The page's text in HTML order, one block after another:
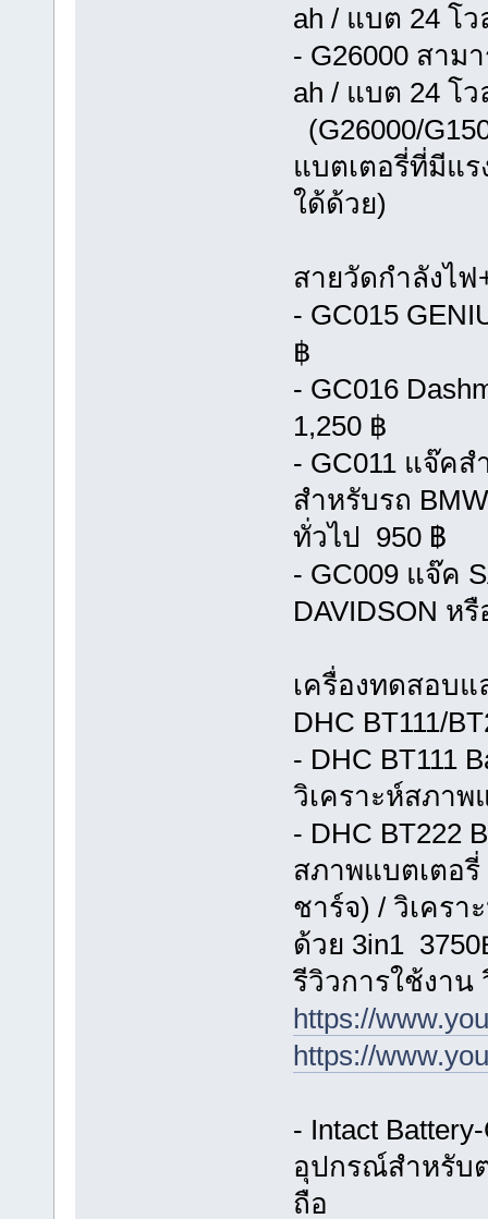
ah / แบต 24 โ
- G26000 สาม
ah / แบต 24 โ
(G26000/
แบตเตอรี่ที่มีแ
ใด้ด้วย)
สายวัดกำลังไฟ
- GC015
฿
- GC016
1,250 ฿
- GC011 แจ๊ค
สำหรับรถ
ทั่วไป 950 ฿
- GC009 แจ๊ค
DAVIDSON ห
เครื่องทดสอบ
DHC BT111/
- DHC BT111
วิเคราะห์สภาพ
- DHC BT222
สภาพแบตเตอรี่
ชาร์จ) / วิเคร
ด้วย 3in1 3750
รีวิวการใช้งาน
https://
https://
- Intact
อุปกรณ์สำหรับ
ถือ